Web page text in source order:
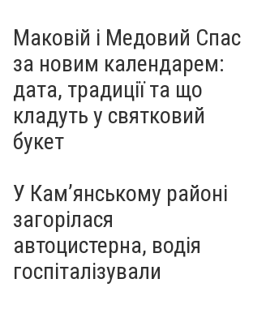
Маковій і Медовий Спас
за новим календарем:
дата, традиції та що
кладуть у святковий
букет
У Кам’янському районі
загорілася
автоцистерна, водія
госпіталізували